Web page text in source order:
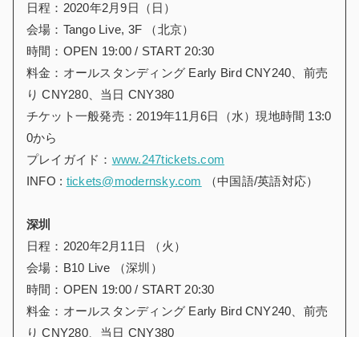
日程：2020年2月9日（日）
会場：Tango Live, 3F （北京）
時間：OPEN 19:00 / START 20:30
料金：オールスタンディング Early Bird CNY240、前売
り CNY280、当日 CNY380
チケット一般発売：2019年11月6日（水）現地時間 13:0
0から
プレイガイド： www.247tickets.com
INFO : tickets@modernsky.com （中国語/英語対応）
深圳
日程：2020年2月11日 （火）
会場：B10 Live （深圳）
時間：OPEN 19:00 / START 20:30
料金：オールスタンディング Early Bird CNY240、前売
り CNY280、当日 CNY380